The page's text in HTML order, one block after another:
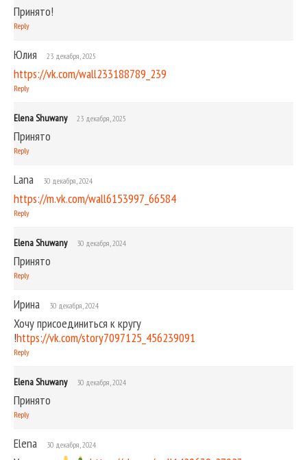
Принято!
Reply
Юлия 23 декабря, 2025
https://vk.com/wall233188789_239
Reply
Elena Shuwany 23 декабря, 2025
Принято
Reply
Lana 30 декабря, 2024
https://m.vk.com/wall6153997_66584
Reply
Elena Shuwany 30 декабря, 2024
Принято
Reply
Ирина 30 декабря, 2024
Хочу присоединиться к кругу
!https://vk.com/story7097125_456239091
Reply
Elena Shuwany 30 декабря, 2024
Принято
Reply
Elena 30 декабря, 2024